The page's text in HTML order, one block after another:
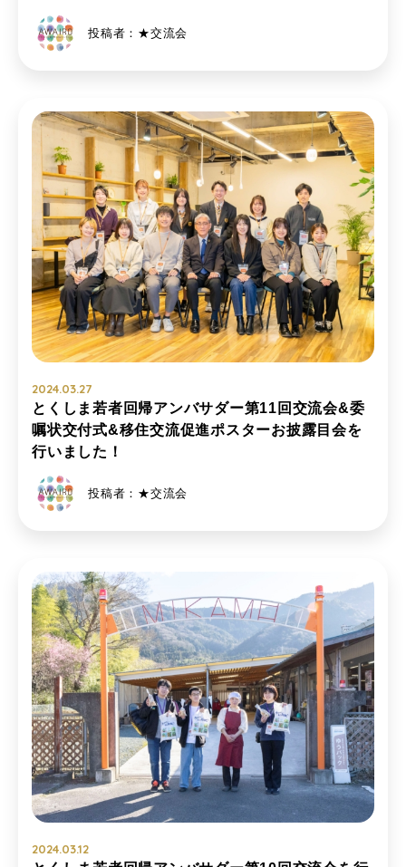
投稿者：★交流会
2024.03.27
とくしま若者回帰アンバサダー第11回交流会&委
嘱状交付式&移住交流促進ポスターお披露目会を
行いました！
投稿者：★交流会
2024.03.12